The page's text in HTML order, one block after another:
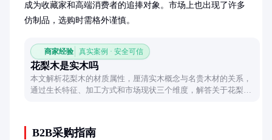
成为收藏家和高端消费者的追捧对象。市场上也出现了许多
仿制品，选购时需格外谨慎。
商家经验 真实案例 · 安全可信
花梨木是实木吗
本文解析花梨木的材质属性，厘清实木概念与名贵木材的关系，
通过生长特征、加工方式和市场现状三个维度，解答关于花梨木
B2B采购指南